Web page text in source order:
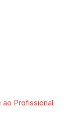
ao Profissional